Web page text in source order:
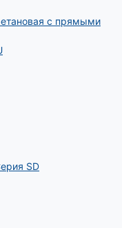
с прямыми
SD